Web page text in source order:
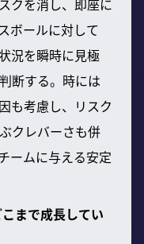
ボールに対して
況を瞬時に見極
断する。時には
も考慮し、リスク
クレバーさも併
ームに与える安定
まで成長してい